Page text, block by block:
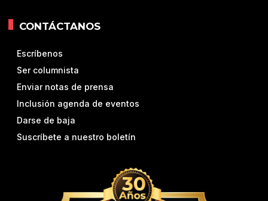
CONTÁCTANOS
Escríbenos
Ser columnista
Enviar notas de prensa
Inclusión agenda de eventos
Darse de baja
Suscríbete a nuestro boletín